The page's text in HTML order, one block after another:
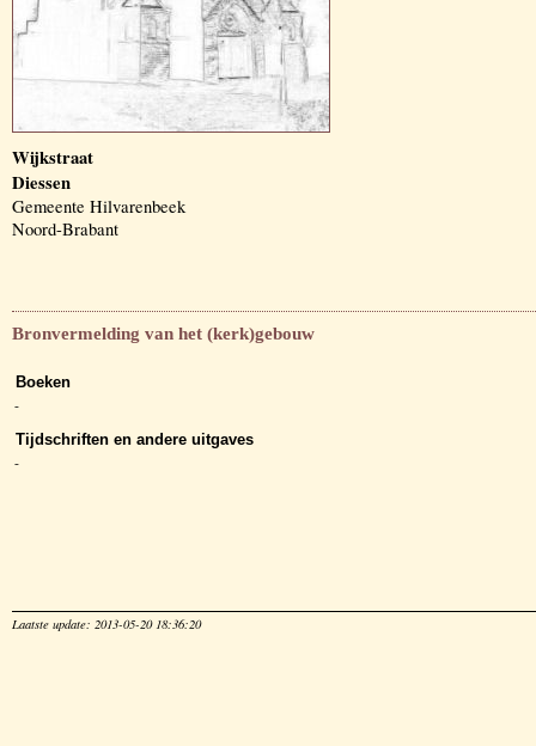
Wijkstraat
Diessen
Gemeente Hilvarenbeek
Noord-Brabant
Bronvermelding van het (kerk)gebouw
Boeken
-
Tijdschriften en andere uitgaves
-
Laatste update: 2013-05-20 18:36:20